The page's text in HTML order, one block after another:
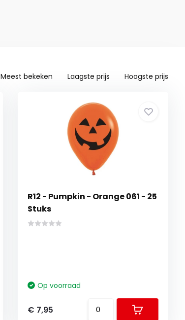
Meest bekeken Laagste prijs Hoogste prijs
R12 - Pumpkin - Orange 061 - 25
Stuks
Op voorraad
€ 7,95